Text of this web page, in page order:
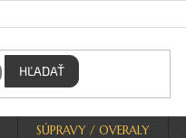
HĽADAŤ
SÚPRAVY / OVERALY